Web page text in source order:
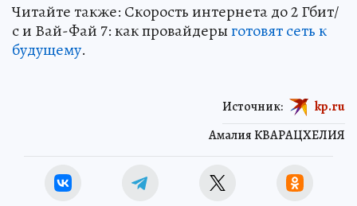
Читайте также: Скорость интернета до 2 Гбит/
с и Вай-Фай 7: как провайдерыготовят сеть к
будущему.
Амалия КВАРАЦХЕЛИЯ
Источник: kp.ru